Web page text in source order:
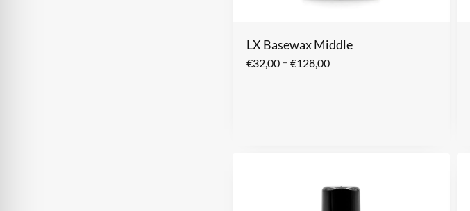
LX Basewax Middle
€32,00 – €128,00